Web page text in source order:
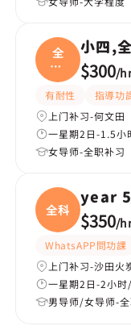
全
科|
中一
小四,
$300/
有耐性 指導功
上门补习-何文田
一星期2日-1.5小
女导师-全职补习
全科
year
$350/
WhatsAPP問功課
上门补习-沙田火
一星期2日-2小时
男导师/女导师-